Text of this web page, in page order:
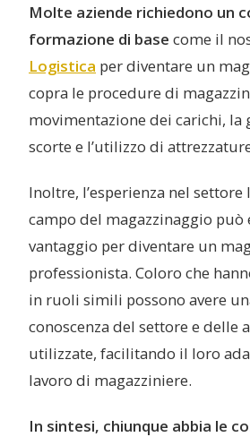
Molte aziende richiedono un
formazione di base come il
Logistica per diventare un
copra le procedure di
movimentazione dei carichi, la
scorte e l’utilizzo di
Inoltre, l’esperienza nel
campo del magazzinaggio può
vantaggio per diventare un
professionista. Coloro che
in ruoli simili possono avere
conoscenza del settore e delle
utilizzate, facilitando il loro
lavoro di magazziniere.
In sintesi, chiunque abbia le